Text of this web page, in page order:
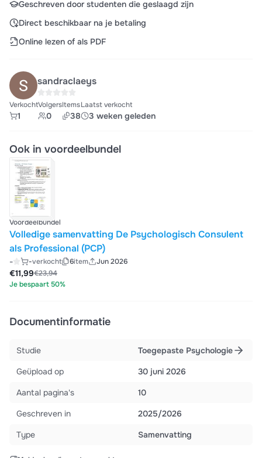
Geschreven door studenten die geslaagd zijn
Direct beschikbaar na je betaling
Online lezen of als PDF
sandraclaeys
Verkocht
1
Volgers
0
Items
38
Laatst verkocht
3 weken geleden
Ook in voordeelbundel
Voordeelbundel
Volledige samenvatting De Psychologisch Consulent
als Professional (PCP)
- -verkocht 6item
Jun 2026
€23,94
€11,99
Je bespaart 50%
Documentinformatie
Studie
Toegepaste Psychologie
Geüpload op
30 juni 2026
Aantal pagina's
10
Geschreven in
2025/2026
Type
Samenvatting